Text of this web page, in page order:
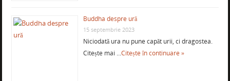
Buddha despre ură
15 septembrie 2023
Niciodată ura nu pune capăt urii, ci dragostea.
Citește mai …Citește în continuare »